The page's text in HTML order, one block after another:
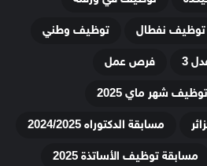
توظيف نفطال
توظيف وطني
3
فرص عمل
شهر ماي 2025
مسابقة الدكتوراه 2024/2025
مسابقة توظيف الأساتذة 2025